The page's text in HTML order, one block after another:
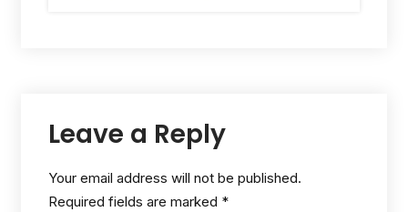
Leave a Reply
Your email address will not be published.
Required fields are marked *